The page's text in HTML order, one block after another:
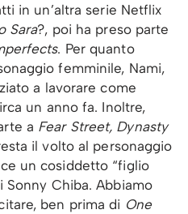
in un’altra serie Netflix
Sara?, poi ha preso parte
. Per quanto
femminile, Nami,
a lavorare come
un anno fa. Inoltre,
a Fear Street, Dynasty
il volto al personaggio
un cosiddetto “figlio
Sonny Chiba. Abbiamo
ben prima di One